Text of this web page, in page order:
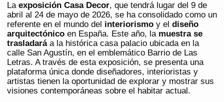
La exposición Casa Decor, que tendrá lugar del 9 de
abril al 24 de mayo de 2026, se ha consolidado como un
referente en el mundo del interiorismo y el diseño
arquitectónico en España. Este año, la muestra se
trasladaráa la histórica casa palacio ubicada en la
calle San Agustín, en el emblemático Barrio de Las
Letras. A través de esta exposición, se presenta una
plataforma única donde diseñadores, interioristas y
artistas tienen la oportunidad de explorar y mostrar sus
visiones contemporáneas sobre el habitar actual.